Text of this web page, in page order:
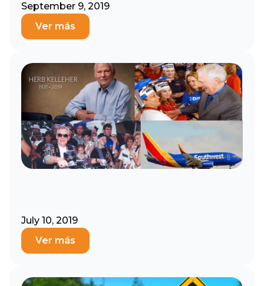
September 9, 2019
Ver más
July 10, 2019
Ver más